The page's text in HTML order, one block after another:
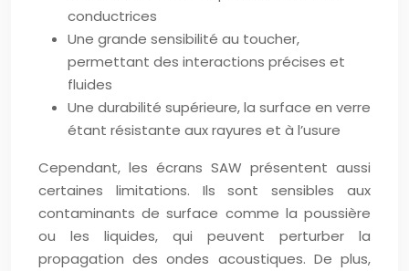
conductrices
Une grande sensibilité au toucher,
permettant des interactions précises et
fluides
Une durabilité supérieure, la surface en verre
étant résistante aux rayures et à l’usure
Cependant, les écrans SAW présentent aussi
certaines limitations. Ils sont sensibles aux
contaminants de surface comme la poussière
ou les liquides, qui peuvent perturber la
propagation des ondes acoustiques. De plus,